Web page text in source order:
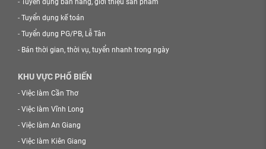
- Tuyển dụng bán hàng, giới thiệu sản phẩm
- Tuyển dụng kế toán
- Tuyển dụng PG/PB, Lễ Tân
- Bán thời gian, thời vụ, tuyển nhanh trong ngày
KHU VỰC PHỔ BIẾN
- Việc làm Cần Thơ
- Việc làm Vĩnh Long
- Việc làm An Giang
- Việc làm Kiên Giang